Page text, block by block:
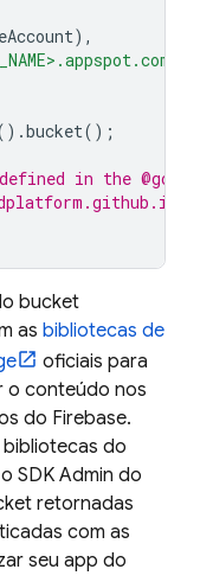
),
bucket();
in the
bucket
as bibliotecas de
oficiais para
o conteúdo nos
do Firebase.
do
SDK Admin do
retornadas
com as
seu app do